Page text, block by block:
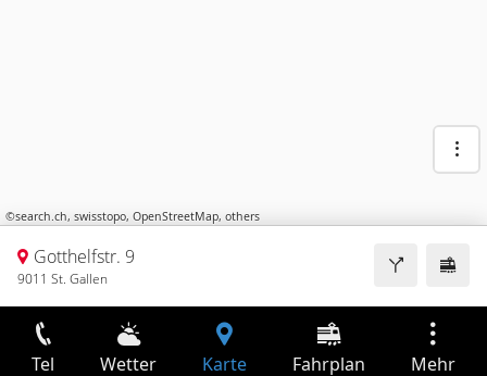
©search.ch, swisstopo, OpenStreetMap, others
Gotthelfstr. 9
9011 St. Gallen
Tel Wetter Karte Fahrplan Mehr